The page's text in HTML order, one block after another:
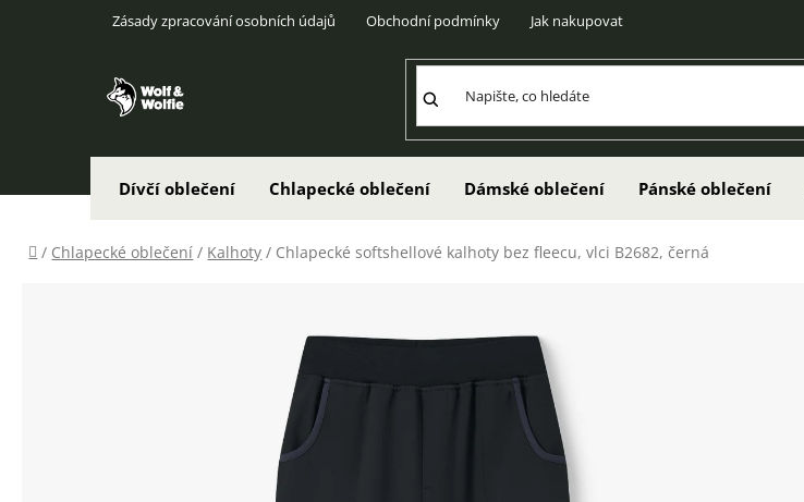
Zásady zpracování osobních údajů Obchodní podmínky Jak nakupovat
Dívčí oblečení Chlapecké oblečení Dámské oblečení Pánské oblečení
Domů
/ Chlapecké oblečení / Kalhoty / Chlapecké softshellové kalhoty bez fleecu, vlci B2682, černá